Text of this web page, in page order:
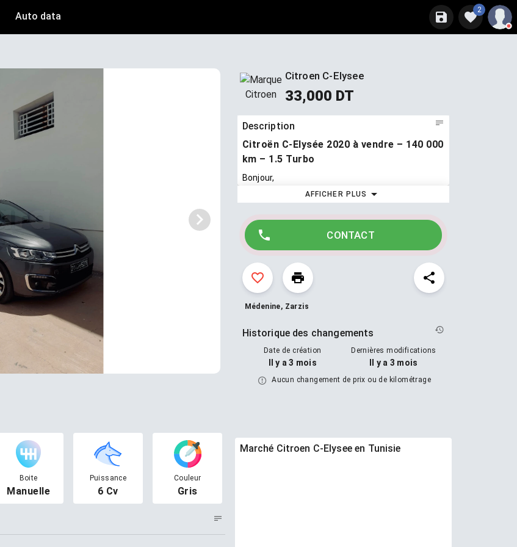
Auto data
2
Citroen C-Elysee
33,000 DT
Description
Citroën C-Elysée 2020 à vendre – 140 000
km – 1.5 Turbo
Bonjour,
Citroën C-Elysée à vendre, modèle 2020, 140 000
Voiture en excellent état, rien n’a été changé.
Peinture d’origine, moteur d’origine, très propre et
Full options, roule parfaitement.
Pour plus d’informations, merci de me contacter
sur 98623202
AFFICHER PLUS
CONTACT
Médenine, Zarzis
Historique des changements
Date de création
Il y a 3 mois
Dernières modifications
Il y a 3 mois
Aucun changement de prix ou de kilométrage
Boite
Manuelle
Puissance
6 Cv
Couleur
Gris
Marché Citroen C-Elysee en Tunisie